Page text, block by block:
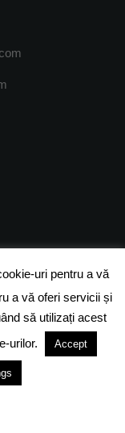
reserved.
DESPRE COOKIES
SI CONDITII
uri pentru a vă
a vă oferi servicii și
să utilizați acest
urilor.
Accept